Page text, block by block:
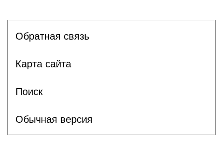
Обратная связь
Карта сайта
Поиск
Обычная версия